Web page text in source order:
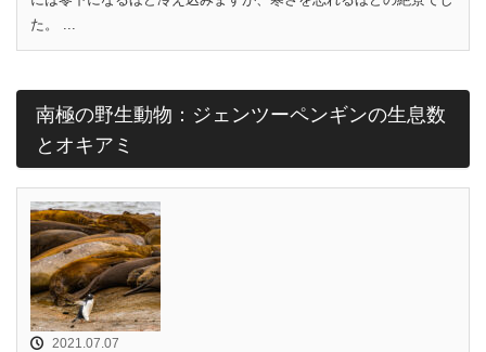
た。 ...
南極の野生動物：ジェンツーペンギンの生息数
とオキアミ
2021.07.07